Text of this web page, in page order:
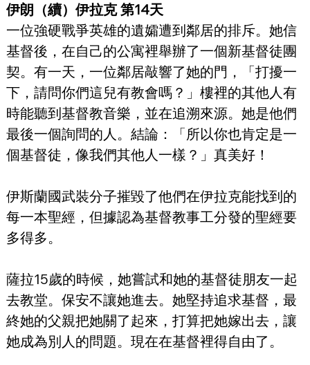
伊朗（續）伊拉克 第14天
一位強硬戰爭英雄的遺孀遭到鄰居的排斥。她信
基督後，在自己的公寓裡舉辦了一個新基督徒團
契。有一天，一位鄰居敲響了她的門，「打擾一
下，請問你們這兒有教會嗎？」樓裡的其他人有
時能聽到基督教音樂，並在追溯來源。她是他們
最後一個詢問的人。結論：「所以你也肯定是一
個基督徒，像我們其他人一樣？」真美好！
伊斯蘭國武裝分子摧毀了他們在伊拉克能找到的
每一本聖經，但據認為基督教事工分發的聖經要
多得多。
薩拉15歲的時候，她嘗試和她的基督徒朋友一起
去教堂。保安不讓她進去。她堅持追求基督，最
終她的父親把她關了起來，打算把她嫁出去，讓
她成為別人的問題。現在在基督裡得自由了。